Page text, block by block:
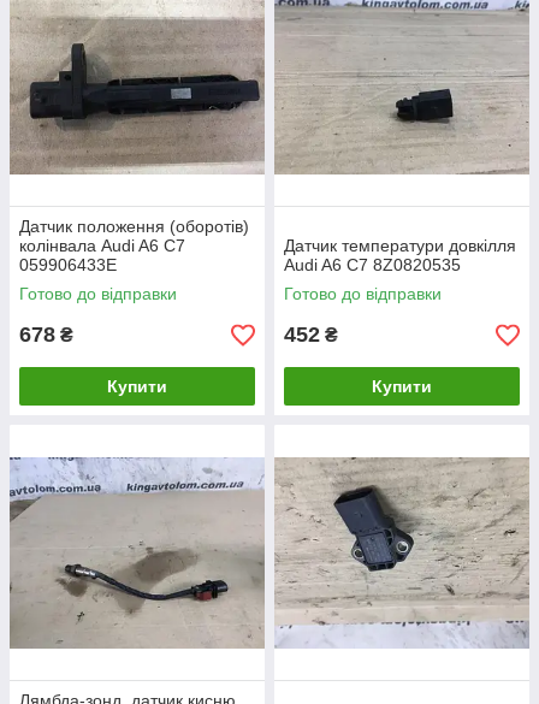
Датчик положення (оборотів)
колінвала Audi A6 C7
059906433E
Готово до відправки
678 ₴
Купити
Датчик температури довкілля
Audi A6 C7 8Z0820535
Готово до відправки
452 ₴
Купити